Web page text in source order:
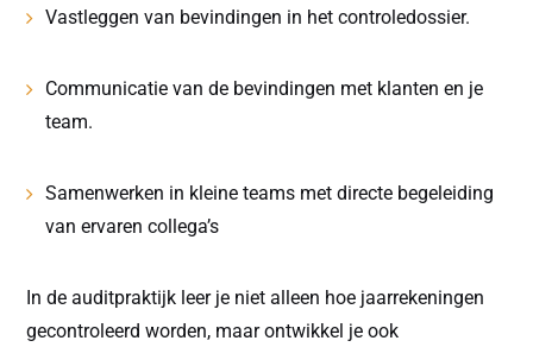
Vastleggen van bevindingen in het controledossier.
Communicatie van de bevindingen met klanten en je
team.
Samenwerken in kleine teams met directe begeleiding
van ervaren collega’s
In de auditpraktijk leer je niet alleen hoe jaarrekeningen
gecontroleerd worden, maar ontwikkel je ook